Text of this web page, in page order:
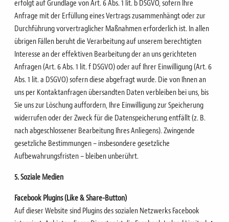
erfolgt auf Grundlage von Art. 6 Abs. 1 lit. b DSGVO, sofern Ihre
Anfrage mit der Erfüllung eines Vertrags zusammenhängt oder zur
Durchführung vorvertraglicher Maßnahmen erforderlich ist. In allen
übrigen Fällen beruht die Verarbeitung auf unserem berechtigten
Interesse an der effektiven Bearbeitung der an uns gerichteten
Anfragen (Art. 6 Abs. 1 lit. f DSGVO) oder auf IhrerEinwilligung (Art. 6
Abs. 1 lit. a DSGVO) sofern diese abgefragt wurde. Die von Ihnen an
uns per Kontaktanfragen übersandten Daten verbleiben bei uns, bis
Sie uns zur Löschungauffordern, Ihre Einwilligung zur Speicherung
widerrufen oder der Zweck für die Datenspeicherung entfällt(z. B.
nach abgeschlossener Bearbeitung Ihres Anliegens). Zwingende
gesetzliche Bestimmungen –insbesondere gesetzliche
Aufbewahrungsfristen – bleiben unberührt.
5. Soziale Medien
Facebook Plugins (Like & Share-Button)
Auf dieser Website sind Plugins des sozialen Netzwerks Facebook